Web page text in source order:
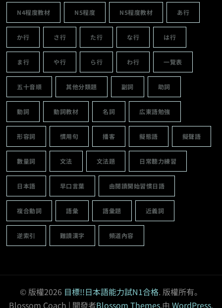
N4程度教材 N5程度 N5程度教材 あ行
か行 さ行 た行 な行 は行
ま行 や行 ら行 わ行 一覽表
五十音順 其他分類題 副詞 助詞
動詞 動詞教材 名詞 広東語勉強
形容詞 慣用句 播客 擬態語 擬聲語
數量詞 文法 文法題 日常聽力練習
日本語 早口言葉 由閱讀開始習慣日語
複合動詞 語彙 語彙題 近義詞
逆索引 難讀漢字 頻道內容
© 版權2026 目標!!日本語能力試N1合格. 版權所有。
Blossom Coach | 開發者Blossom Themes.由 WordPress.